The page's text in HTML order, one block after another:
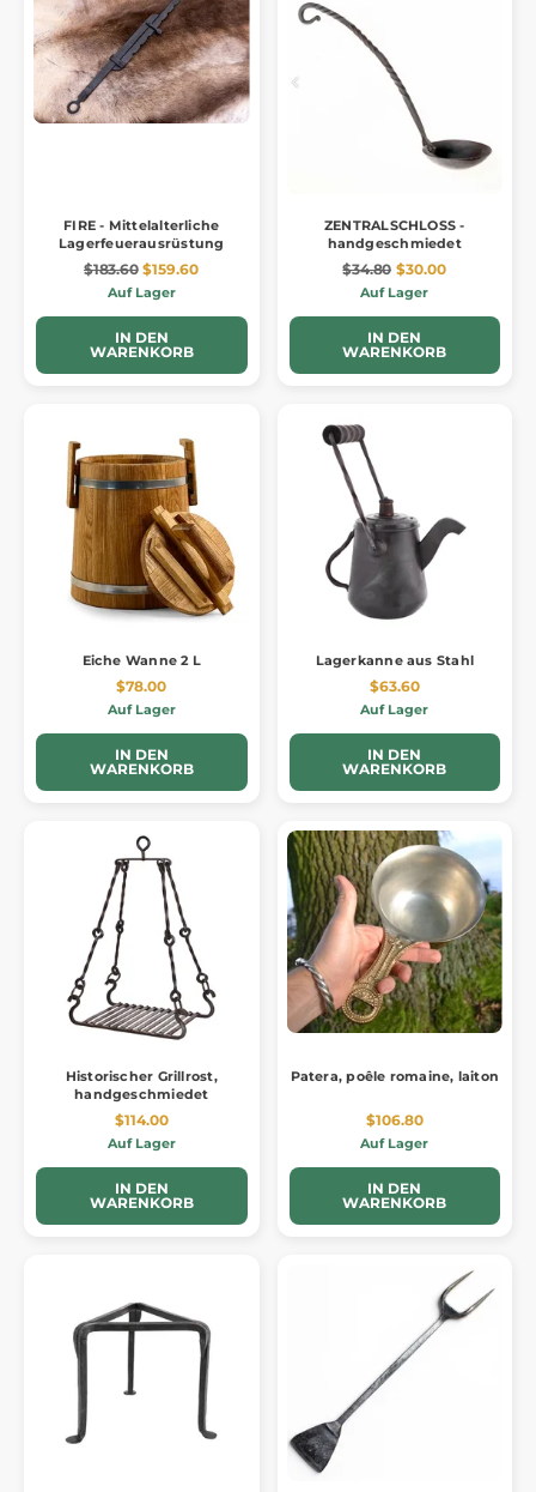
FIRE - Mittelalterliche
Lagerfeuerausrüstung
$183.60 $159.60
Auf Lager
IN DEN
WARENKORB
ZENTRALSCHLOSS -
handgeschmiedet
$34.80 $30.00
Auf Lager
IN DEN
WARENKORB
Eiche Wanne 2 L
$78.00
Auf Lager
IN DEN
WARENKORB
Lagerkanne aus Stahl
$63.60
Auf Lager
IN DEN
WARENKORB
Historischer Grillrost,
handgeschmiedet
$114.00
Auf Lager
IN DEN
WARENKORB
Patera, poêle romaine, laiton
$106.80
Auf Lager
IN DEN
WARENKORB